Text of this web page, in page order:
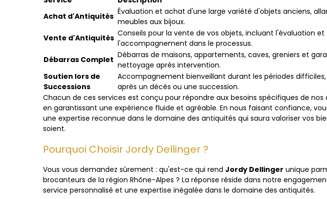
Achat d'Antiquités Évaluation et achat d'une large variété d'objets anciens,
meubles aux bijoux.
Vente d'Antiquités Conseils pour la vente de vos objets, incluant l'évaluation et
l'accompagnement dans le processus.
Débarras Complet Débarras de maisons, appartements, caves, greniers et
nettoyage après intervention.
Soutien lors de
Successions
Accompagnement bienveillant durant les périodes
après un décès ou une succession.
Chacun de ces services est conçu pour répondre aux besoins spécifiques de nos
en garantissant une expérience fluide et agréable. En nous faisant confiance,
une expertise reconnue dans le domaine des antiquités qui saura valoriser vos
soient.
Pourquoi Choisir Jordy Dellinger ?
Vous vous demandez sûrement : qu'est-ce qui rend Jordy Dellinger unique
brocanteurs de la région Rhône-Alpes ? La réponse réside dans notre
service personnalisé et une expertise inégalée dans le domaine des antiquités.